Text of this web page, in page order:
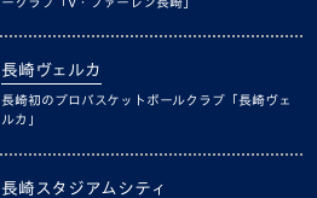
長崎ヴェルカ
長崎初のプロバスケットボールクラブ「長崎ヴェ
ルカ」
長崎スタジアムシティ